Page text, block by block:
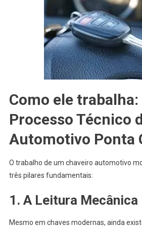
Como ele trabalha:
Processo Técnico
Automotivo Ponta
O trabalho de um chaveiro automotivo
três pilares fundamentais:
1. A Leitura Mecânica
Mesmo em chaves modernas, ainda